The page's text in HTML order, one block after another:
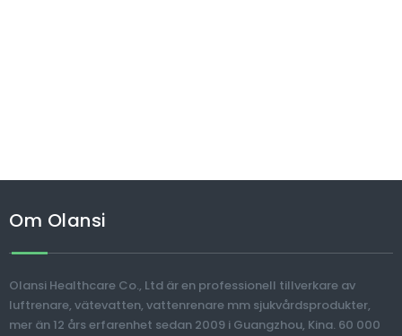
Om Olansi
Olansi Healthcare Co., Ltd är en professionell tillverkare av
luftrenare, vätevatten, vattenrenare mm sjukvårdsprodukter,
mer än 12 års erfarenhet sedan 2009 i Guangzhou, Kina. 60 000